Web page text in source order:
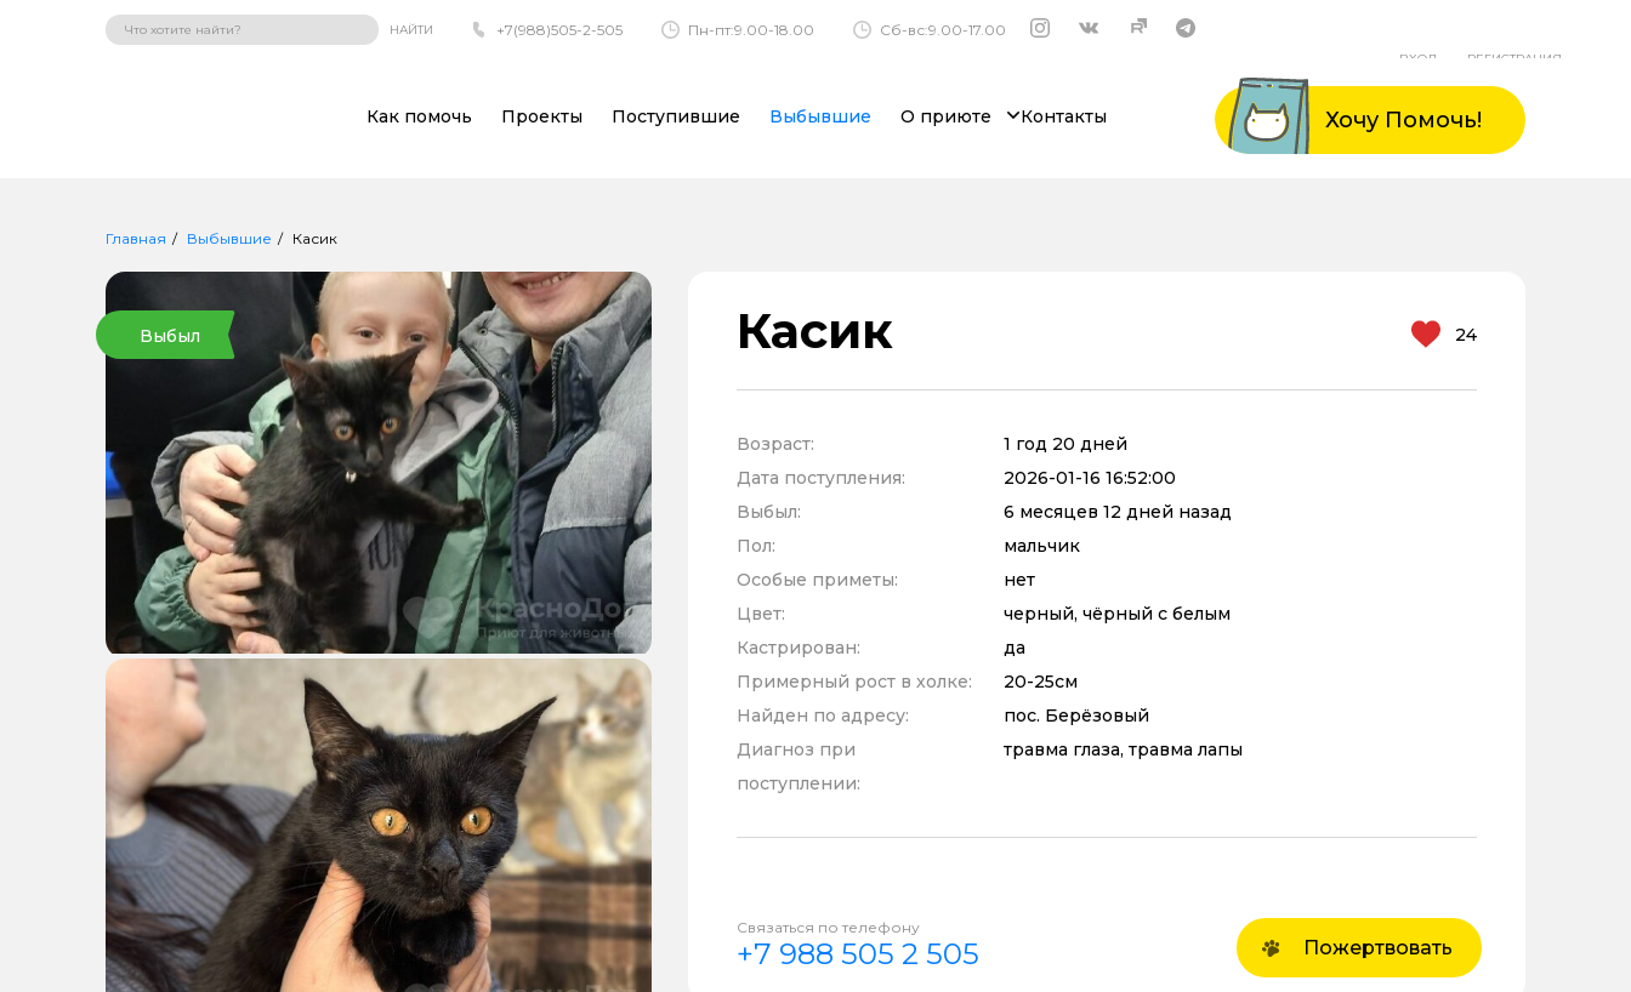
НАЙТИ +7(988)505-2-505 Пн-пт:9.00-18.00 Сб-вс:9.00-17.00
ВХОД РЕГИСТРАЦИЯ
Как помочь Проекты Поступившие Выбывшие О приюте Контакты Хочу Помочь!
Главная Выбывшие Касик
Выбыл Касик 24
Возраст:
1 год 20 дней
Дата поступления:
2026-01-16 16:52:00
Выбыл:
6 месяцев 12 дней назад
Пол:
мальчик
Особые приметы:
нет
Цвет:
черный, чёрный с белым
Кастрирован:
да
Примерный рост в холке:
20-25см
Найден по адресу:
пос. Берёзовый
Диагноз при
поступлении:
травма глаза, травма лапы
Связаться по телефону
+7 988 505 2 505 Пожертвовать